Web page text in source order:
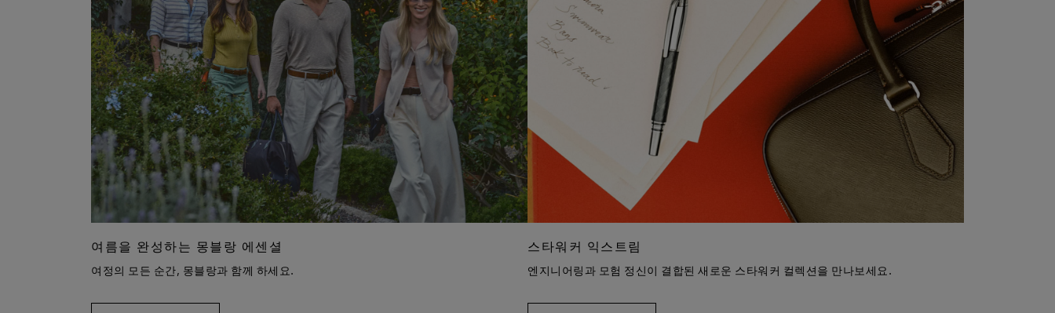
여름을 완성하는 몽블랑 에센셜
여정의 모든 순간, 몽블랑과 함께 하세요.
스타워커 익스트림
엔지니어링과 모험 정신이 결합된 새로운 스타워커 컬렉션을 만나보세요.